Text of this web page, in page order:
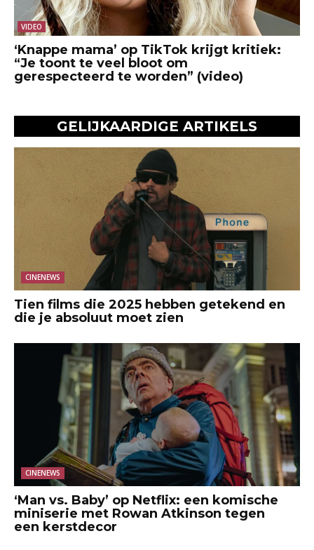
VIDEO
‘Knappe mama’ op TikTok krijgt kritiek:
“Je toont te veel bloot om
gerespecteerd te worden” (video)
GELIJKAARDIGE ARTIKELS
CINENEWS
Tien films die 2025 hebben getekend en
die je absoluut moet zien
CINENEWS
‘Man vs. Baby’ op Netflix: een komische
miniserie met Rowan Atkinson tegen
een kerstdecor